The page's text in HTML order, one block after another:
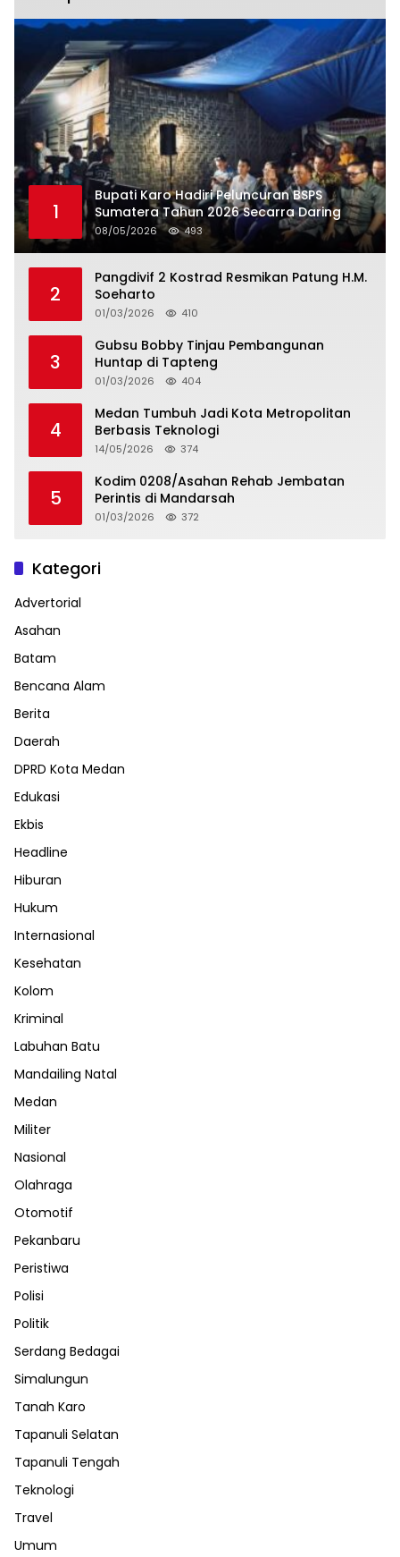
1
Bupati Karo Hadiri Peluncuran BSPS
Sumatera Tahun 2026 Secarra Daring
08/05/2026 493
2
Pangdivif 2 Kostrad Resmikan Patung H.M.
Soeharto
01/03/2026 410
3
Gubsu Bobby Tinjau Pembangunan
Huntap di Tapteng
01/03/2026 404
4
Medan Tumbuh Jadi Kota Metropolitan
Berbasis Teknologi
14/05/2026 374
5
Kodim 0208/Asahan Rehab Jembatan
Perintis di Mandarsah
01/03/2026 372
Kategori
Advertorial
Asahan
Batam
Bencana Alam
Berita
Daerah
DPRD Kota Medan
Edukasi
Ekbis
Headline
Hiburan
Hukum
Internasional
Kesehatan
Kolom
Kriminal
Labuhan Batu
Mandailing Natal
Medan
Militer
Nasional
Olahraga
Otomotif
Pekanbaru
Peristiwa
Polisi
Politik
Serdang Bedagai
Simalungun
Tanah Karo
Tapanuli Selatan
Tapanuli Tengah
Teknologi
Travel
Umum